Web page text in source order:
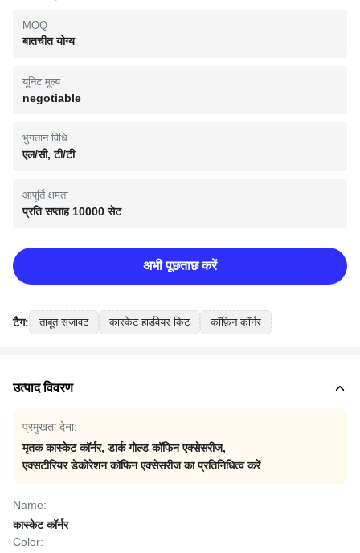
MOQ
बातचीत योग्य
यूनिट मूल्य
negotiable
भुगतान विधि
एल/सी, टी/टी
आपूर्ति क्षमता
प्रति सप्ताह 10000 सेट
अभी पूछताछ करें
टैग: ताबूत सजावट कास्केट हार्डवेयर किट कॉफ़िन कॉर्नर
उत्पाद विवरण
प्रमुखता देना:
मृतक कास्केट कॉर्नर,डार्क गोल्ड कॉफिन एक्सेसरीज,
एक्सटीरियर डेकोरेशन कॉफिन एक्सेसरीज का प्रतिनिधित्व करें
Name:
कास्केट कॉर्नर
Color: